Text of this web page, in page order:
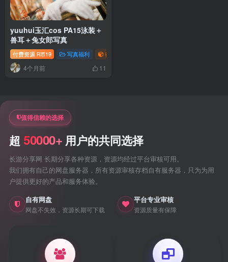
yuuhui玉汇cos PA15泳装＋
兽耳＋兔女郎写真
付费资源 R币19 写真福利 御姐写真照片专题
4个月前 11
值得信赖的选择
超50000+ 用户的共同选择
长游分享网 长期分享各种资源，资源均经过平台审核可用。
我们拥有自己的网盘服务器，所有资源审核存档自有服务器，只为为用
户提供更好的产品和服务体验。
自有网盘
网盘不失效，资源长期可下载
平台专业审核
资源质量有保障